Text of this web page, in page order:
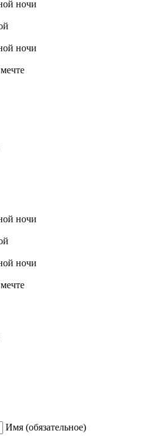
ночи
ночи
ночи
ночи
Имя (обязательное)